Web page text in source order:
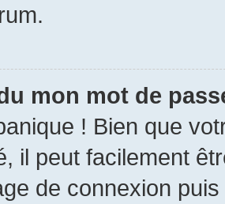
mon mot de
! Bien que
il peut facilement
de connexion